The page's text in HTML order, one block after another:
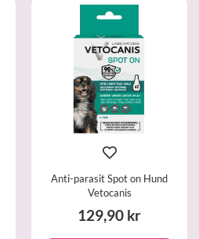
Anti-parasit Spot on Hund
Vetocanis
129,90 kr